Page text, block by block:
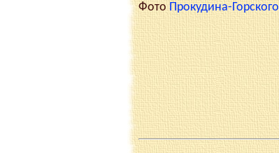
ФотоПрокудина-Горского